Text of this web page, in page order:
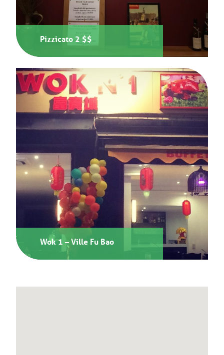
Pizzicato 2 $$
Wok 1 – Ville Fu Bao